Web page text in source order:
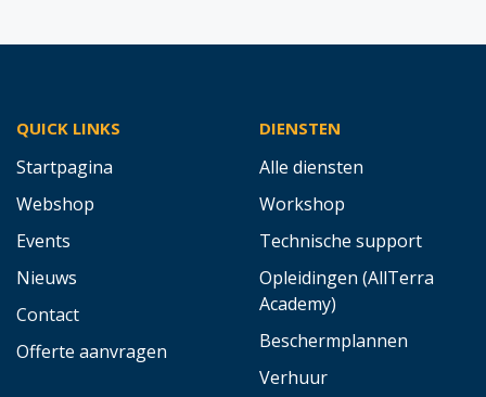
QUICK LINKS
Startpagina
Webshop
Events
Nieuws
Contact
Offerte aanvragen
DIENSTEN
Alle diensten
Workshop
Technische support
Opleidingen (AllTerra
Academy)
Beschermplannen
Verhuur